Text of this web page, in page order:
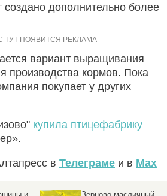
создано дополнительно более
вариант выращивания
производства кормов. Пока
покупает у других
купила птицефабрику
в Телеграме и в Max